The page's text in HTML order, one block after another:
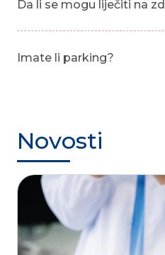
Da li se mogu liječiti na
Imate li parking?
Novosti